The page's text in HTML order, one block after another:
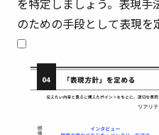
を特定しましょう。表現
のための手段として表現を